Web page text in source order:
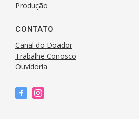
Produção
CONTATO
Canal do Doador
Trabalhe Conosco
Ouvidoria